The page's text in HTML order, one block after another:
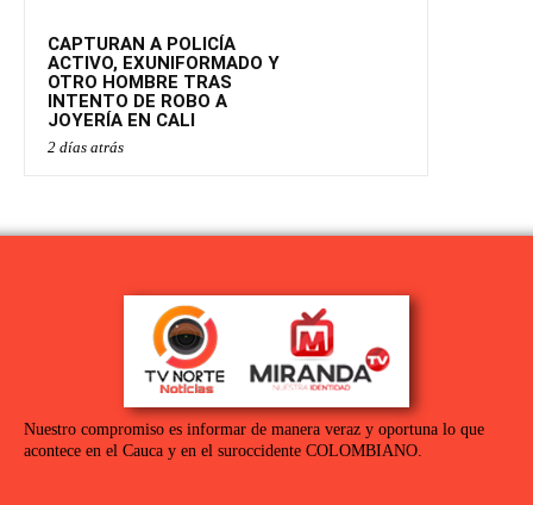
CAPTURAN A POLICÍA
ACTIVO, EXUNIFORMADO Y
OTRO HOMBRE TRAS
INTENTO DE ROBO A
JOYERÍA EN CALI
2 días atrás
Nuestro compromiso es informar de manera veraz y oportuna lo que
acontece en el Cauca y en el suroccidente COLOMBIANO.